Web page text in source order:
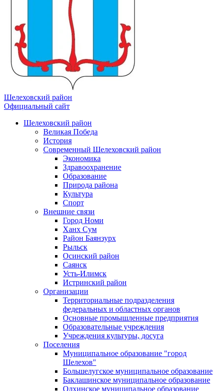
Шелеховский район
Официальный сайт
Шелеховский район
Великая Победа
История
Современный Шелеховский район
Экономика
Здравоохранение
Образование
Природа района
Культура
Спорт
Внешние связи
Город Номи
Ханх Сум
Район Баянзурх
Рыльск
Осинский район
Саянск
Усть-Илимск
Истринский район
Организации
Территориальные подразделения
федеральных и областных органов
Основные промышленные предприятия
Образовательные учреждения
Учреждения культуры, досуга
Поселения
Муниципальное образование "город
Шелехов"
Большелугское муниципальное образование
Баклашинское муниципальное образование
Олхинское муниципальное образование